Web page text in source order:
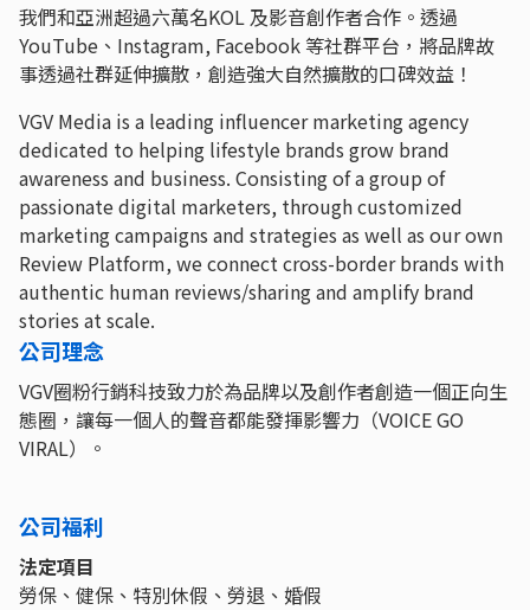
我們和亞洲超過六萬名KOL 及影音創作者合作。透過
YouTube、Instagram, Facebook 等社群平台，將品牌故
事透過社群延伸擴散，創造強大自然擴散的口碑效益！
VGV Media is a leading influencer marketing agency
dedicated to helping lifestyle brands grow brand
awareness and business. Consisting of a group of
passionate digital marketers, through customized
marketing campaigns and strategies as well as our own
Review Platform, we connect cross-border brands with
authentic human reviews/sharing and amplify brand
stories at scale.
公司理念
VGV圈粉行銷科技致力於為品牌以及創作者創造一個正向生
態圈，讓每一個人的聲音都能發揮影響力（VOICE GO
VIRAL）。
公司福利
法定項目
勞保、健保、特別休假、勞退、婚假